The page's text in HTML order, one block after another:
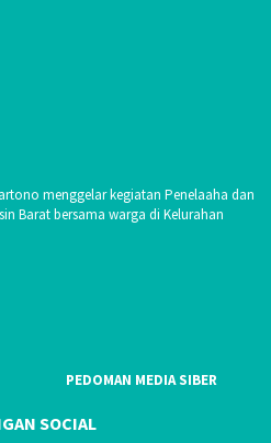
menggelar kegiatan Penelaaha dan
Barat bersama warga di Kelurahan
PEDOMAN MEDIA SIBER
SOCIAL